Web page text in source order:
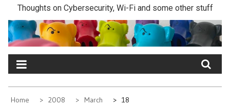
Thoughts on Cybersecurity, Wi-Fi and some other stuff
Home 2008 March 18